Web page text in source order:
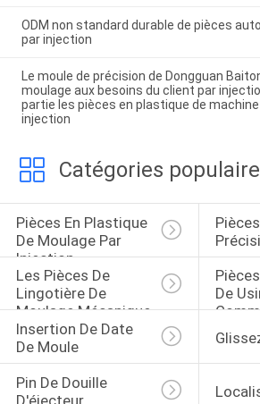
ODM non standard durable de pièces
par injection
Le moule de précision de Dongguan
moulage aux besoins du client par
partie les pièces en plastique de
injection
Catégories
Pièces En Plastique
De Moulage Par
Injection
Les Pièces De
Lingotière De
Moulage Mécanique
Sous Pression
De
Insertion De Date
De Moule
Pin De Douille
D'éjecteur